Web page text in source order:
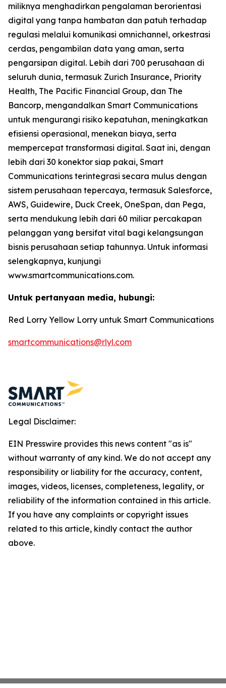
miliknya menghadirkan pengalaman berorientasi
digital yang tanpa hambatan dan patuh terhadap
regulasi melalui komunikasi omnichannel, orkestrasi
cerdas, pengambilan data yang aman, serta
pengarsipan digital. Lebih dari 700 perusahaan di
seluruh dunia, termasuk Zurich Insurance, Priority
Health, The Pacific Financial Group, dan The
Bancorp, mengandalkan Smart Communications
untuk mengurangi risiko kepatuhan, meningkatkan
efisiensi operasional, menekan biaya, serta
mempercepat transformasi digital. Saat ini, dengan
lebih dari 30 konektor siap pakai, Smart
Communications terintegrasi secara mulus dengan
sistem perusahaan tepercaya, termasuk Salesforce,
AWS, Guidewire, Duck Creek, OneSpan, dan Pega,
serta mendukung lebih dari 60 miliar percakapan
pelanggan yang bersifat vital bagi kelangsungan
bisnis perusahaan setiap tahunnya. Untuk informasi
selengkapnya, kunjungi
www.smartcommunications.com.
Untuk pertanyaan media, hubungi:
Red Lorry Yellow Lorry untuk Smart Communications
smartcommunications@rlyl.com
Legal Disclaimer:
EIN Presswire provides this news content "as is"
without warranty of any kind. We do not accept any
responsibility or liability for the accuracy, content,
images, videos, licenses, completeness, legality, or
reliability of the information contained in this article.
If you have any complaints or copyright issues
related to this article, kindly contact the author
above.